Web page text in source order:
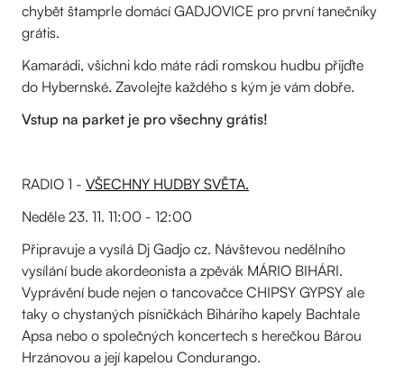
chybět štamprle domácí GADJOVICE pro první tanečníky
grátis.
Kamarádi, všichni kdo máte rádi romskou hudbu přijďte
do Hybernské. Zavolejte každého s kým je vám dobře.
Vstup na parket je pro všechny grátis!
RADIO 1 - VŠECHNY HUDBY SVĚTA.
Neděle 23. 11. 11:00 - 12:00
Připravuje a vysílá Dj Gadjo cz. Návštevou nedělního
vysílání bude akordeonista a zpěvák MÁRIO BIHÁRI.
Vyprávění bude nejen o tancovačce CHIPSY GYPSY ale
taky o chystaných písničkách Biháriho kapely Bachtale
Apsa nebo o společných koncertech s herečkou Bárou
Hrzánovou a její kapelou Condurango.